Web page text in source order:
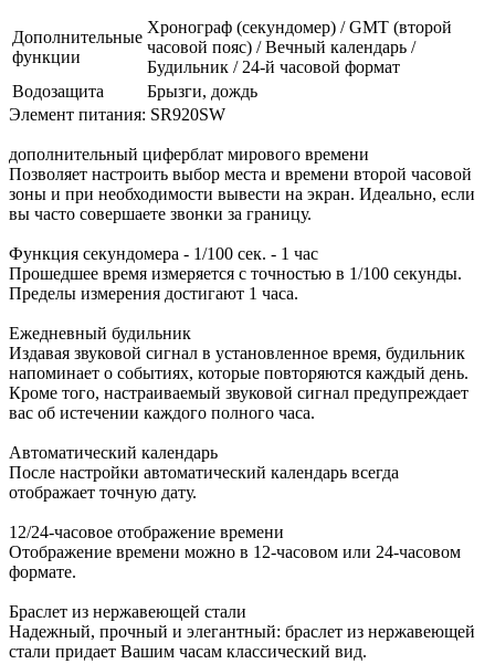
Дополнительные
функции
Хронограф (секундомер) / GMT (второй
часовой пояс) / Вечный календарь /
Будильник / 24-й часовой формат
Водозащита
Брызги, дождь
Элемент питания: SR920SW
дополнительный циферблат мирового времени
Позволяет настроить выбор места и времени второй часовой
зоны и при необходимости вывести на экран. Идеально, если
вы часто совершаете звонки за границу.
Функция секундомера - 1/100 сек. - 1 час
Прошедшее время измеряется с точностью в 1/100 секунды.
Пределы измерения достигают 1 часа.
Ежедневный будильник
Издавая звуковой сигнал в установленное время, будильник
напоминает о событиях, которые повторяются каждый день.
Кроме того, настраиваемый звуковой сигнал предупреждает
вас об истечении каждого полного часа.
Автоматический календарь
После настройки автоматический календарь всегда
отображает точную дату.
12/24-часовое отображение времени
Отображение времени можно в 12-часовом или 24-часовом
формате.
Браслет из нержавеющей стали
Надежный, прочный и элегантный: браслет из нержавеющей
стали придает Вашим часам классический вид.